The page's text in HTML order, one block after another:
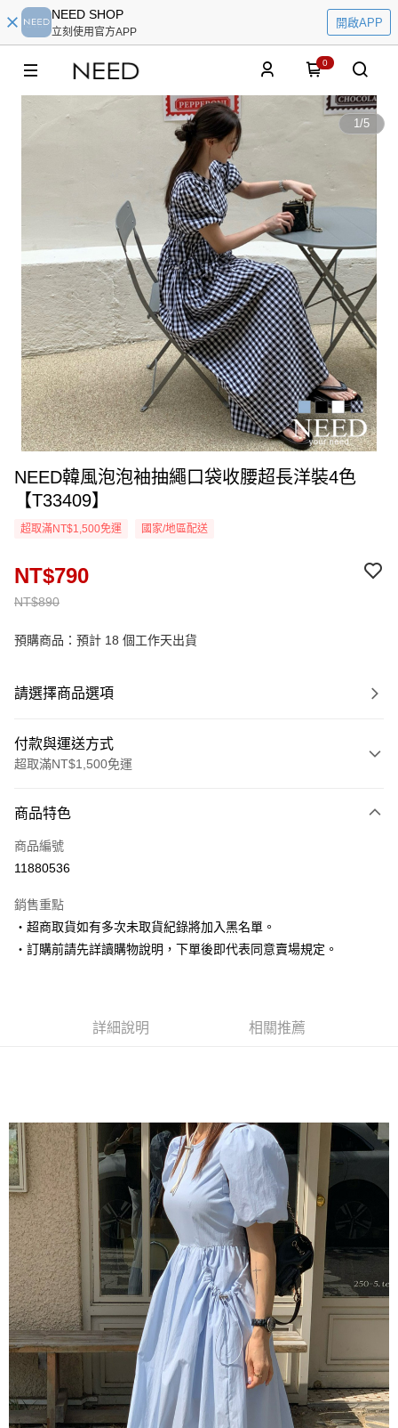
NEED SHOP
立刻使用官方APP
開啟APP
0
1/5
NEED韓風泡泡袖抽繩口袋收腰超長洋裝4色
【T33409】
超取滿NT$1,500免運 國家/地區配送
NT$890
NT$790
預購商品：預計 18 個工作天出貨
請選擇商品選項
付款與運送方式
超取滿NT$1,500免運
信用卡一次付款
超商取貨付款
Apple Pay
街口支付
便利好安心！
１．簡單：不需註冊會員、不需綁卡、不需儲值。
２．便利：只要手機號碼，簡訊認證，即可結帳。
３．安心：先確認商品／服務後，再付款。
【「AFTEE先享後付」結帳流程】
１．於結帳方式選擇「AFTEE先享後付」後，將跳轉至「AFTEE先享後付」
結帳頁面，進行簡訊認證並確認金額後，即可完成結帳。
２．訂單成立數日內，您將收到繳費通知簡訊。
３．收到繳費通知簡訊後14天內，點擊此簡訊中的連結，可透過四大超商／
ATM／網路銀行／等多元方式進行付款，方視為交易完成。
※ 請注意：結帳手續完成當下不需立刻繳費，但若您需要取消訂單，請聯絡
購買商品的店家。未經商家同意取消之訂單仍視為有效，需透過AFTEE先享
後付繳納相關費用。
※ 交易是否成功請以「AFTEE先享後付 」之結帳頁面顯示為準，若有關於
是否繳費成功／繳費後需取消欲退款等相關疑問，請聯繫「AFTEE先享後付
客戶支援中心」
https://netprotections.freshdesk.com/support/home
【注意事項】
運送方式
全家取貨付款
每筆NT$80，滿NT$1,500(含以上)免運費
付款後全家取貨
每筆NT$80，滿NT$1,500(含以上)免運費
萊爾富取貨付款
每筆NT$80，滿NT$1,500(含以上)免運費
付款後萊爾富取貨
每筆NT$80，滿NT$1,500(含以上)免運費
離島取貨加價40
商品特色
商品編號
11880536
銷售重點
‧超商取貨如有多次未取貨紀錄將加入黑名單。
‧訂購前請先詳讀購物說明，下單後即代表同意賣場規定。
詳細說明 相關推薦